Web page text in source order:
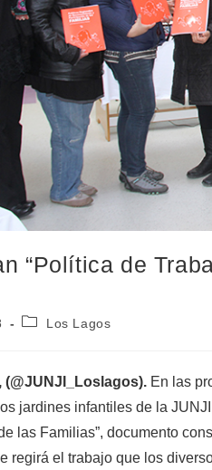
“Política de
Los Lagos
(@JUNJI_Loslagos). En las
jardines infantiles de la
las Familias”, documento
regirá el trabajo que los